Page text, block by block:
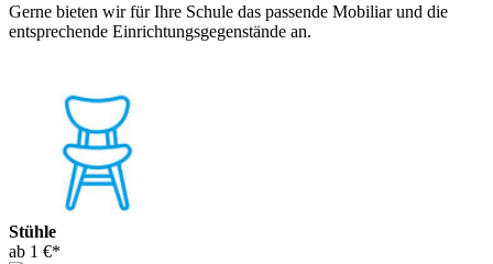
Gerne bieten wir für Ihre Schule das passende Mobiliar und die
entsprechende Einrichtungsgegenstände an.
Stühle
ab 1 €*